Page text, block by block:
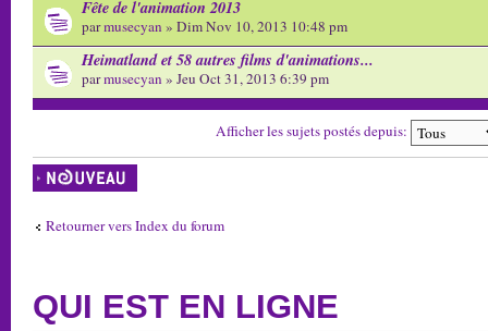
Fête de l'animation 2013
parmusecyan » Dim Nov 10, 2013 10:48 pm
Heimatland et 58 autres films d'animations...
parmusecyan » Jeu Oct 31, 2013 6:39 pm
Afficher les sujets postés depuis:
Écrire un nouveau
sujet
Retourner vers Index du forum
QUI EST EN LIGNE